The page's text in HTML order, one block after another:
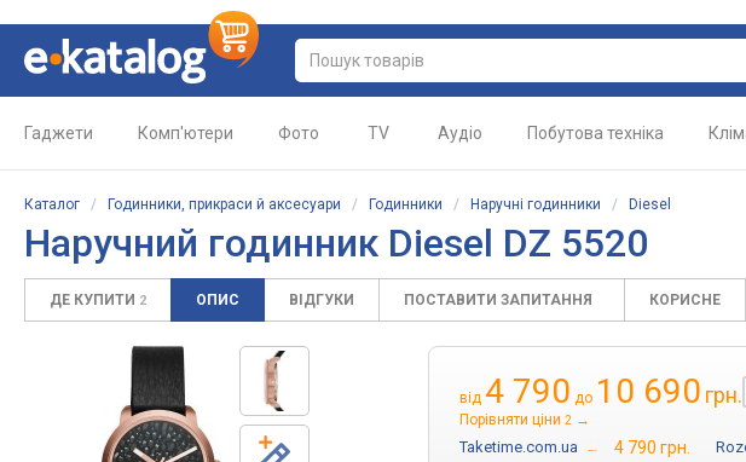
Гаджети Комп'ютери Фото TV Аудіо Побутова техніка
Каталог / Годинники, прикраси й аксесуари / Годинники / Наручні годинники / Diesel
Наручний годинник Diesel DZ 5520
ДЕ КУПИТИ 2 ОПИС ВІДГУКИ ПОСТАВИТИ ЗАПИТАННЯ КОРИСНЕ
від 4 790 до 10 690 грн.
Порівняти ціни 2 →
Taketime.com.ua → 4 790 грн.